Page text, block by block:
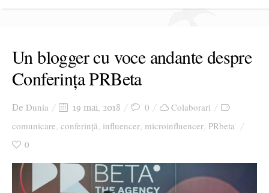
Un blogger cu voce andante despre
Conferința PRBeta
De Dunia 19 mai, 2018 0
Colaborari
comunicare conferință influencer microinfluencer PRbeta
0